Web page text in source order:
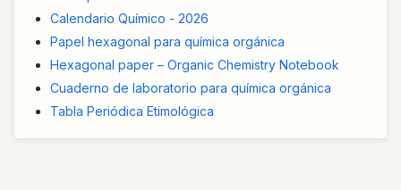
Calendario Químico - 2026
Papel hexagonal para química orgánica
Hexagonal paper – Organic Chemistry Notebook
Cuaderno de laboratorio para química orgánica
Tabla Periódica Etimológica